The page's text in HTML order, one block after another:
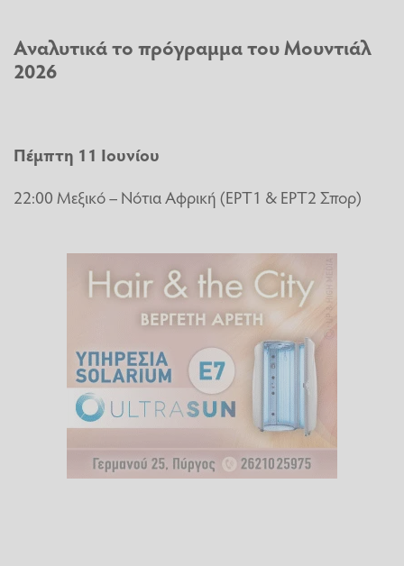
Αναλυτικά το πρόγραμμα του Μουντιάλ
2026
Πέμπτη 11 Ιουνίου
22:00 Μεξικό – Νότια Αφρική (ΕΡΤ1 & ΕΡΤ2 Σπορ)